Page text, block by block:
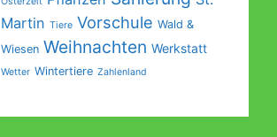
Martin Tiere Vorschule Wald &
Wiesen Weihnachten Werkstatt
Wetter Wintertiere Zahlenland